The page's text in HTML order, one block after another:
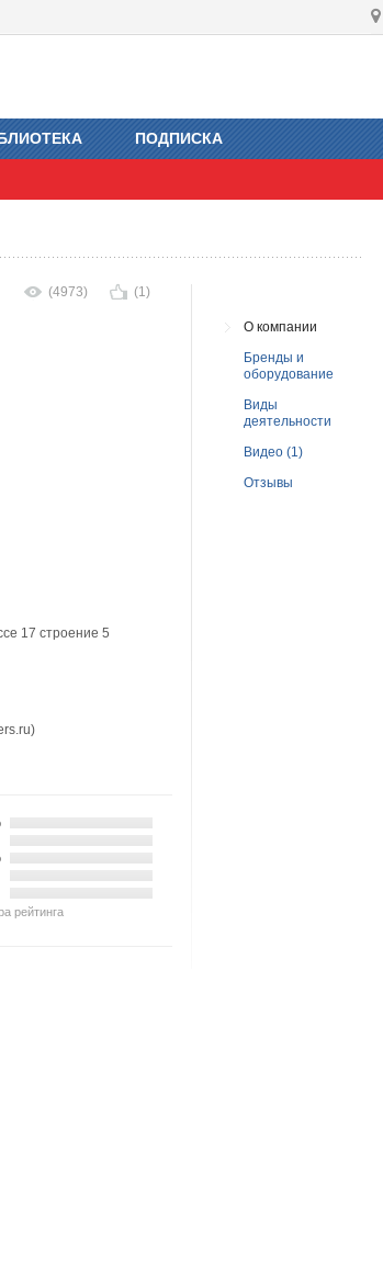
ПОДПИСКА
О компании
Бренды и
оборудование
Виды
деятельности
Видео (1)
Отзывы
(4973) (1)
17 строение 5
рейтинга